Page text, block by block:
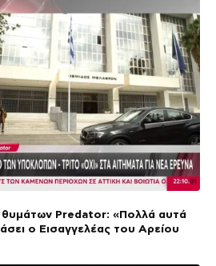
Predator: «Πολλά αυτά
ο Εισαγγελέας του Αρείου